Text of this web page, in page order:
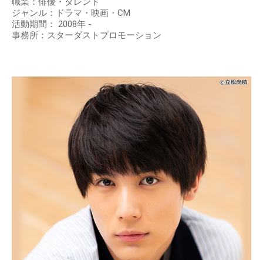
ジャンル：ドラマ・映画・CM
活動期間： 2008年 -
事務所：スターダストプロモーション